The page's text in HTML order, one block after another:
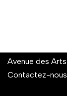
Avenue des
Contactez-